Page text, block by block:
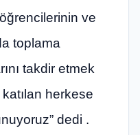
ve
toplama
takdir etmek
herkese
dedi .